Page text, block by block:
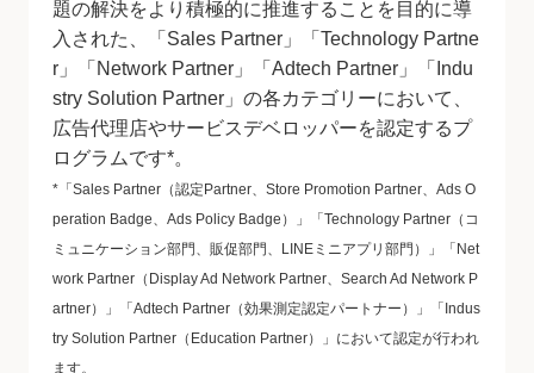
題の解決をより積極的に推進することを目的に導
入された、「Sales Partner」「Technology Partne
r」「Network Partner」「Adtech Partner」「Indu
stry Solution Partner」の各カテゴリーにおいて、
広告代理店やサービスデベロッパーを認定するプ
ログラムです*。
*「Sales Partner（認定Partner、Store Promotion Partner、Ads O
peration Badge、Ads Policy Badge）」「Technology Partner（コ
ミュニケーション部門、販促部門、LINEミニアプリ部門）」「Net
work Partner（Display Ad Network Partner、Search Ad Network P
artner）」「Adtech Partner（効果測定認定パートナー）」「Indus
try Solution Partner（Education Partner）」において認定が行われ
ます。